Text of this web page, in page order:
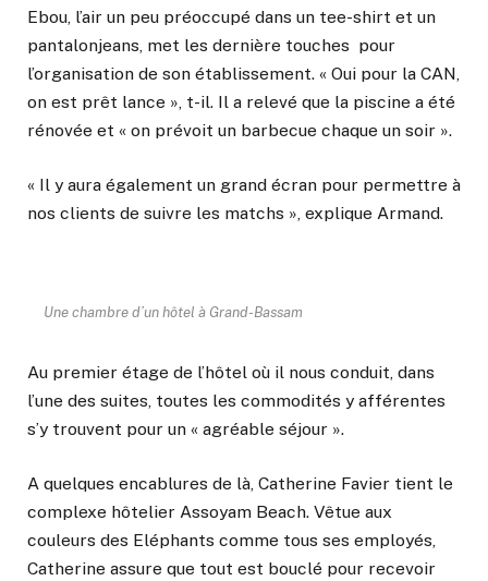
Ebou, l’air un peu préoccupé dans un tee-shirt et un
pantalonjeans, met les dernière touches pour
l’organisation de son établissement. « Oui pour la CAN,
on est prêt lance », t-il. Il a relevé que la piscine a été
rénovée et « on prévoit un barbecue chaque un soir ».
« Il y aura également un grand écran pour permettre à
nos clients de suivre les matchs », explique Armand.
Une chambre d’un hôtel à Grand-Bassam
Au premier étage de l’hôtel où il nous conduit, dans
l’une des suites, toutes les commodités y afférentes
s’y trouvent pour un « agréable séjour ».
A quelques encablures de là, Catherine Favier tient le
complexe hôtelier Assoyam Beach. Vêtue aux
couleurs des Eléphants comme tous ses employés,
Catherine assure que tout est bouclé pour recevoir